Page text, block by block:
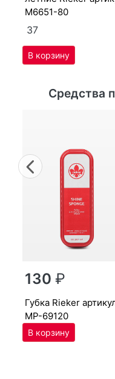
M6651-80
37
Средства
Previous
130₽
губ­ка Ri­eker
MP-69120